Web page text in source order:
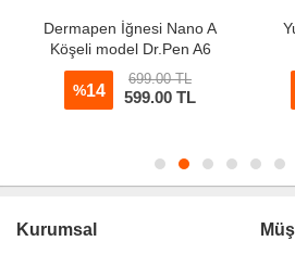
Dermapen İğnesi Nano A
Köşeli model Dr.Pen A6
Mavi 10 Adet
%14
699.00 TL
599.00 TL
Kurumsal